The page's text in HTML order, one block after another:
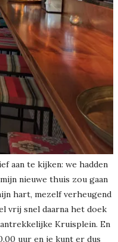
aan te kijken: we hadden
nieuwe thuis zou gaan
hart, mezelf verheugend
vrij snel daarna het doek
Kruisplein. En
uur en je kunt er dus